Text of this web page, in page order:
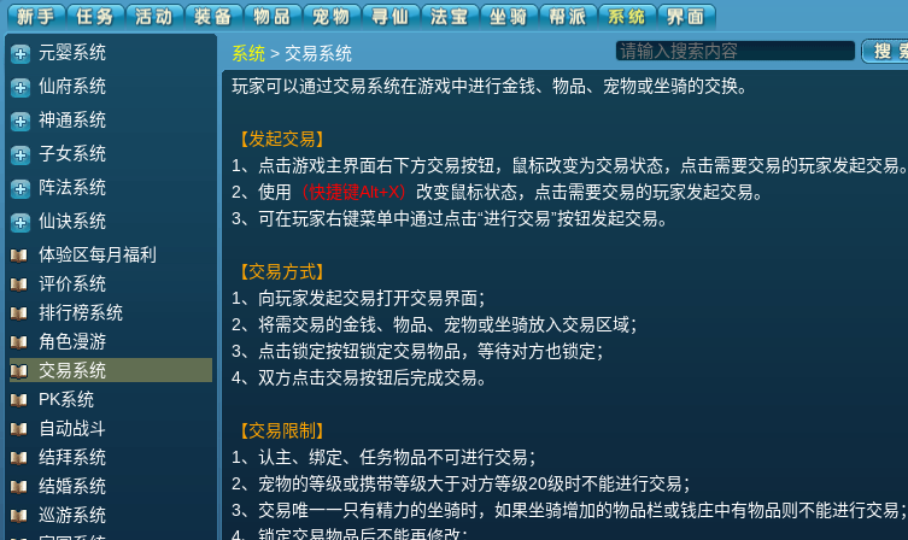
元婴系统
仙府系统
神通系统
子女系统
阵法系统
仙诀系统
体验区每月福利
评价系统
排行榜系统
角色漫游
交易系统
PK系统
自动战斗
结拜系统
结婚系统
巡游系统
系统 > 交易系统
玩家可以通过交易系统在游戏中进行金钱、物品、宠物或坐骑的交换。
【发起交易】
1、点击游戏主界面右下方交易按钮，鼠标改变为交易状态，点击需要交易的玩家发起交易。
2、使用
（快捷键Alt+X） 改变鼠标状态，点击需要交易的玩家发起交易。
3、可在玩家右键菜单中通过点击“进行交易”按钮发起交易。
【交易方式】
1、向玩家发起交易打开交易界面；
2、将需交易的金钱、物品、宠物或坐骑放入交易区域；
3、点击锁定按钮锁定交易物品，等待对方也锁定；
4、双方点击交易按钮后完成交易。
【交易限制】
1、认主、绑定、任务物品不可进行交易；
2、宠物的等级或携带等级大于对方等级20级时不能进行交易；
3、交易唯一一只有精力的坐骑时，如果坐骑增加的物品栏或钱庄中有物品则不能进行交易；